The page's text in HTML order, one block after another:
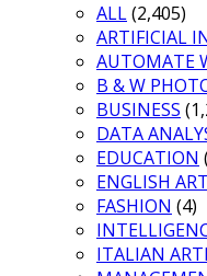
ALL(2,405)
ARTIFICIAL
AUTOMATE
B & W
BUSINESS
DATA
EDUCATION
ENGLISH
FASHION (4)
ITALIAN